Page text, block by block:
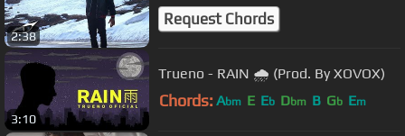
2:38
Request Chords
3:10
Trueno - RAIN 🌧 (Prod. By XOVOX)
Chords: Abm E Eb Dbm B Gb Em